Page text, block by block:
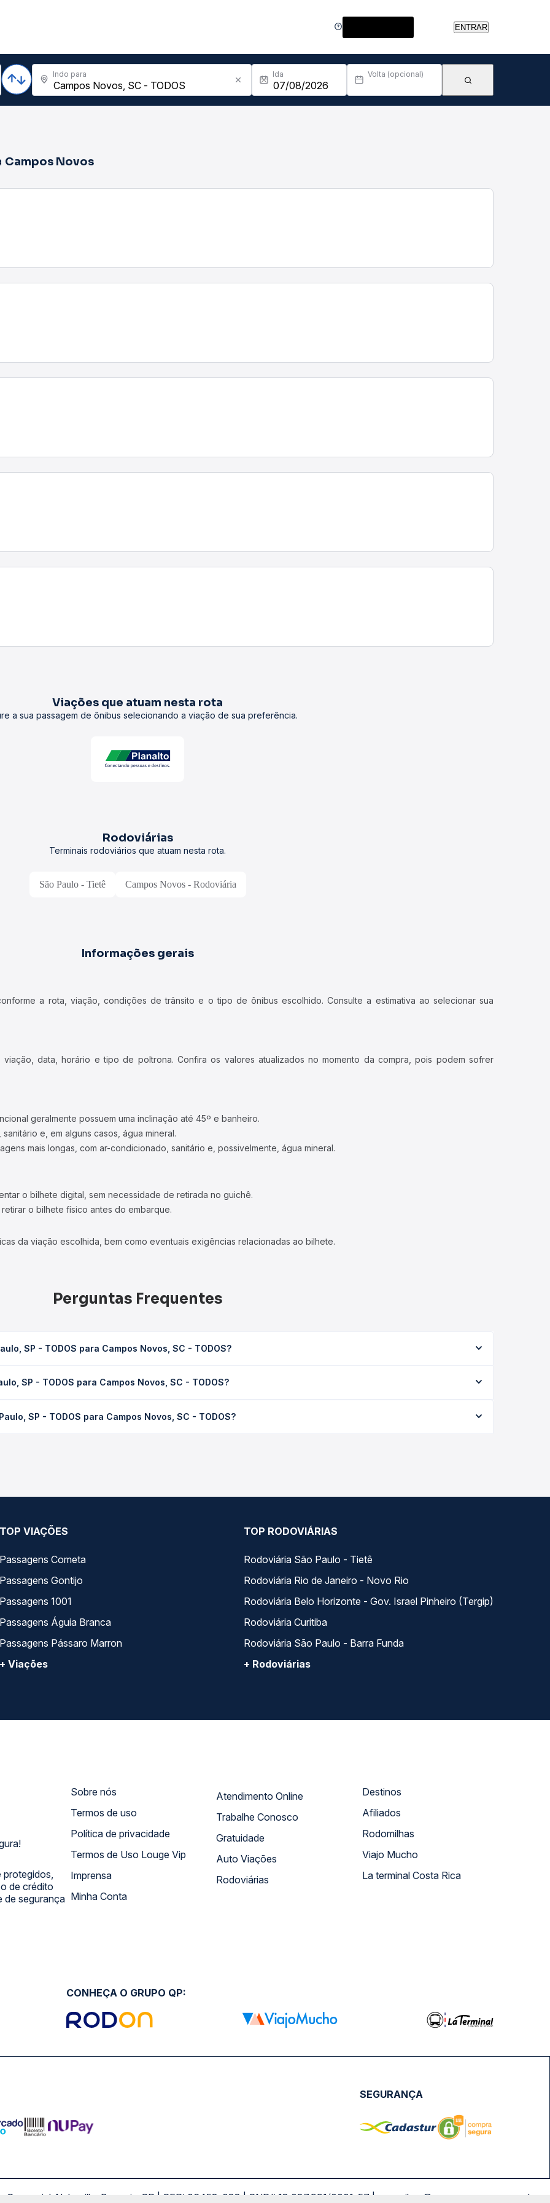
ENTRAR
Indo para Ida Volta (opcional)
Campos Novos
Viações que atuam nesta rota
a sua passagem de ônibus selecionando a viação de sua preferência.
Rodoviárias
Terminais rodoviários que atuam nesta rota.
São Paulo - Tietê Campos Novos - Rodoviária
Informações gerais
a rota, viação, condições de trânsito e o tipo de ônibus escolhido. Consulte a estimativa ao selecionar sua
data, horário e tipo de poltrona. Confira os valores atualizados no momento da compra, pois podem sofrer
geralmente possuem uma inclinação até 45º e banheiro.
e, em alguns casos, água mineral.
mais longas, com ar-condicionado, sanitário e, possivelmente, água mineral.
o bilhete digital, sem necessidade de retirada no guichê.
o bilhete físico antes do embarque.
da viação escolhida, bem como eventuais exigências relacionadas ao bilhete.
Perguntas Frequentes
SP - TODOS para Campos Novos, SC - TODOS?
Passagem você consulta os horários disponíveis e vê a duração exata de cada opção na data desejada.
SP - TODOS para Campos Novos, SC - TODOS?
Passagem você compara os preços de todas as viações em tempo real e garante a melhor oferta para o seu
SP - TODOS para Campos Novos, SC - TODOS?
TOP VIAÇÕES
Passagens Cometa
Passagens Gontijo
Passagens 1001
Passagens Águia Branca
Passagens Pássaro Marron
+ Viações
TOP RODOVIÁRIAS
Rodoviária São Paulo - Tietê
Rodoviária Rio de Janeiro - Novo Rio
Rodoviária Belo Horizonte - Gov. Israel Pinheiro (Tergip)
Rodoviária Curitiba
Rodoviária São Paulo - Barra Funda
+ Rodoviárias
protegidos,
de crédito
de segurança
Sobre nós
Termos de uso
Política de privacidade
Termos de Uso Louge Vip
Imprensa
Minha Conta
Atendimento Online
Trabalhe Conosco
Gratuidade
Auto Viações
Rodoviárias
Destinos
Afiliados
Rodomilhas
Viajo Mucho
La terminal Costa Rica
CONHEÇA O GRUPO QP:
SEGURANÇA
Alphaville, Barueri - SP | CEP: 06453-038 | CNPJ: 18.087.991/0001-57 | saconibus@queropassagem.com.br